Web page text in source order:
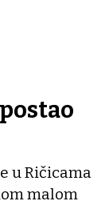
u Ričicama
malom